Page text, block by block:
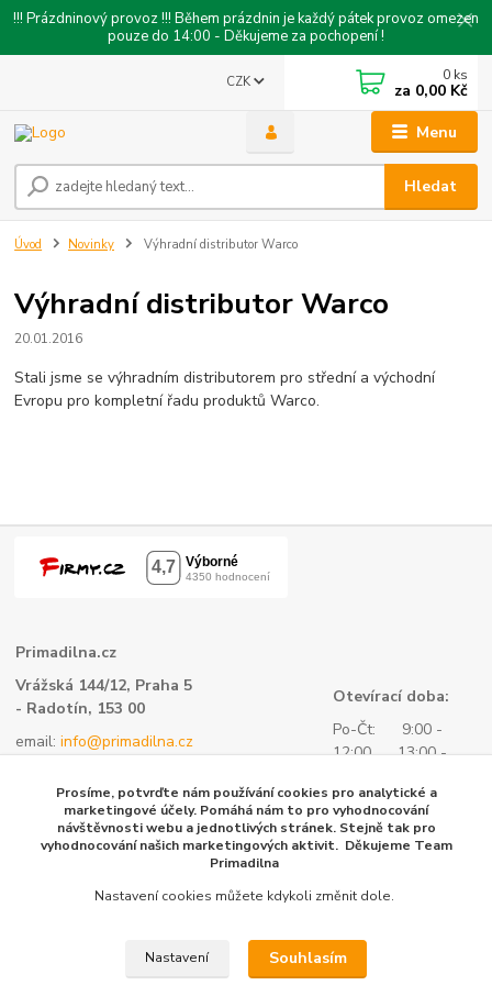
!!! Prázdninový provoz !!! Během prázdnin je každý pátek provoz omezen
pouze do 14:00 - Děkujeme za pochopení !
Menu
CZK
Hledat
0 ks
za 0,00 Kč
Úvod Novinky Výhradní distributor Warco
Výhradní distributor Warco
20.01.2016
Stali jsme se výhradním distributorem pro střední a východní
Evropu pro kompletní řadu produktů Warco.
Primadilna.cz
Vrážská 144/12, Praha 5
- Radotín, 153 00
email:info@primadilna.cz
- všeobecné informace
kontaktní formulář
tel.:+420 604 153 144 -
Otevírací doba:
Po-Čt: 9:00 -
12:00 13:00 -
Pá: 9:00 -
14:00
Prosíme, potvrďte nám používání cookies pro analytické a
marketingové účely. Pomáhá nám to pro vyhodnocování
návštěvnosti webu a jednotlivých stránek. Stejně tak pro
vyhodnocování našich marketingových aktivit. Děkujeme Team
Primadilna
Nastavení cookies můžete kdykoli změnit dole.
Nastavení Souhlasím